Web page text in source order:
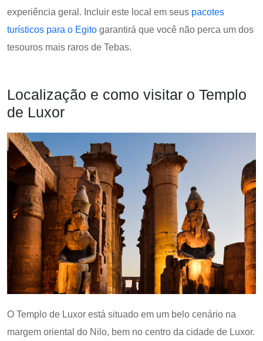
experiência geral. Incluir este local em seus pacotes
turísticos para o Egito garantirá que você não perca um dos
tesouros mais raros de Tebas.
Localização e como visitar o Templo
de Luxor
O Templo de Luxor está situado em um belo cenário na
margem oriental do Nilo, bem no centro da cidade de Luxor.